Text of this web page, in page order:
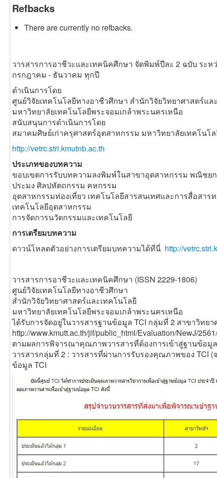
Refbacks
There are currently no refbacks.
วารสารการอาชีวะและเทคนิคศึกษา จัดพิมพ์ปีละ 2 ฉบับ ระห
กรกฎาคม - ธันวาคม ทุกปี
ดำเนินการโดย
ศูนย์วิจัยเทคโนโลยีทางอาชีวศึกษา สำนักวิจัยวิทยาศาสตร์แล
มหาวิทยาลัยเทคโนโลยีพระจอมเกล้าพระนครเหนือ
สนับสนุนการดำเนินการโดย
สมาคมศิษย์เก่าครุศาสตร์อุตสาหกรรม มหาวิทยาลัยเทคโนโ
http://vetrc.stri.kmutnb.ac.th
ประเภทของบทความ
ขอบเขตการรับบทความลงพิมพ์ในสาขาอุตสาหกรรม พณิชย
ประมง ศิลปหัตถกรรม คหกรรม
อุตสาหกรรมท่องเที่ยว เทคโนโลยีสารสนเทศและการสื่อสา
เทคโนโลยีอุตสาหกรรม
การจัดการนวัตกรรมและเทคโนโลยี
การเตรียมบทความ
ดาวน์โหลดตัวอย่างการเตรียมบทความได้ที่นี่ http://
วารสารการอาชีวะและเทคนิคศึกษา (ISSN 2229-1806)
ศูนย์วิจัยเทคโนโลยีทางอาชีวศึกษา
สำนักวิจัยวิทยาศาสตร์และเทคโนโลยี
มหาวิทยาลัยเทคโนโลยีพระจอมเกล้าพระนครเหนือ
ได้รับการจัดอยู่ในวารสารฐานข้อมูล TCI กลุ่มที่ 2 สาขาวิทย
http://www.kmutt.ac.th/jif/public_html/Evaluation/NewJ/
ตามผลการพิจารณาคุณภาพวารสารที่ต้องการเข้าสู่ฐานข้อมูล
วารสารกลุ่มที่ 2 : วารสารที่ผ่านการรับรองคุณภาพของ TCI
ข้อมูล TCI